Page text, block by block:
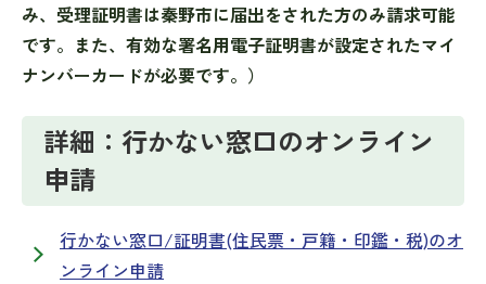
み、受理証明書は秦野市に届出をされた方のみ請求可能
です。また、有効な署名用電子証明書が設定されたマイ
ナンバーカードが必要です。）
詳細：行かない窓口のオンライン
申請
行かない窓口/証明書(住民票・戸籍・印鑑・税)のオ
ンライン申請